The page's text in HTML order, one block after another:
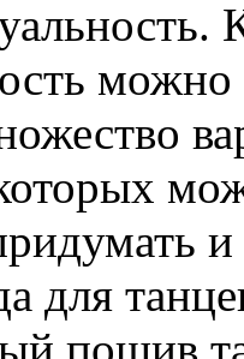
можно
для
пошив